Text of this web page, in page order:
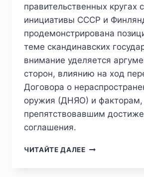
правительственных кругах
инициативы СССР и
продемонстрирована
теме скандинавских
внимание уделяется
сторон, влиянию на ход
Договора о
оружия (ДНЯО) и факторам,
препятствовавшим
соглашения.
ЧИТАЙТЕ ДАЛЕЕПИЖ